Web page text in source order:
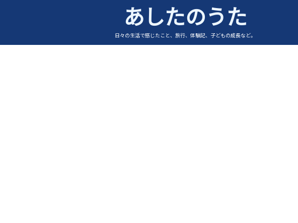
あしたのうた
日々の生活で感じたこと、旅行、体験記、子どもの成長など。